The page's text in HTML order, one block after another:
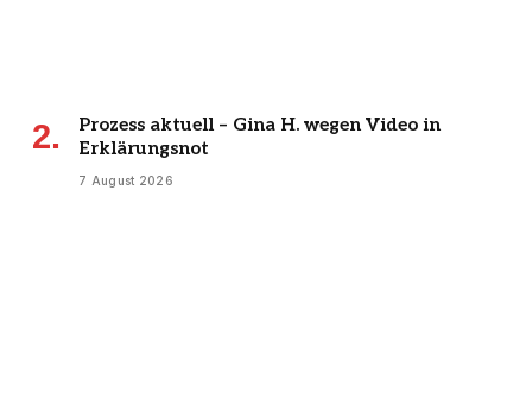
Prozess aktuell – Gina H. wegen Video in
Erklärungsnot
7 August 2026